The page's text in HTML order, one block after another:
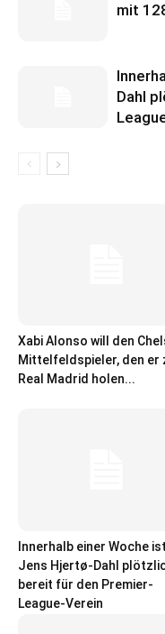
mit
Dahl
Xabi Alonso will den
Mittelfeldspieler, den er
Real Madrid holen...
Innerhalb einer Woche ist
Jens Hjertø-Dahl
bereit für den Premier-
League-Verein